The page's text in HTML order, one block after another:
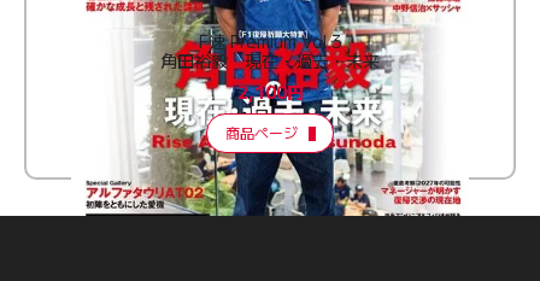
F速 Premium Vol.3
角田裕毅 現在・過去・未来
2,100円
商品ページ